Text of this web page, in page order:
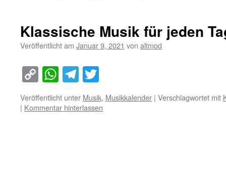
Klassische Musik für jeden
Veröffentlicht am Januar 9, 2021 von altmod
Copy
Link
WhatsApp
Telegram
Veröffentlicht unter Musik, Musikkalender | Verschlagwortet mit
| Kommentar hinterlassen